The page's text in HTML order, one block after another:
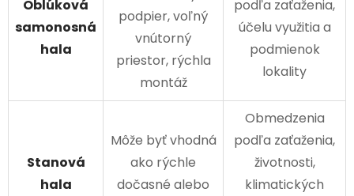
Oblúková
samonosná
hala
podpier, voľný
vnútorný
priestor, rýchla
montáž
podľa zaťaženia,
účelu využitia a
podmienok
lokality
Stanová
hala
Môže byť vhodná
ako rýchle
dočasné alebo
Obmedzenia
podľa zaťaženia,
životnosti,
klimatických